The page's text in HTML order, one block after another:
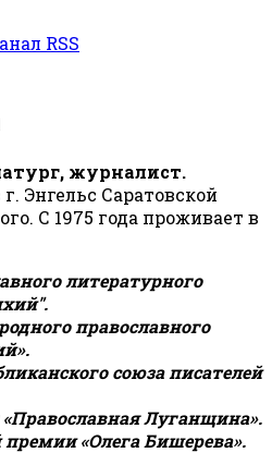
RSS
журналист.
г. Энгельс Саратовской
С 1975 года проживает в
литературного
православного
союза писателей
Луганщина».
«Олега Бишерева».